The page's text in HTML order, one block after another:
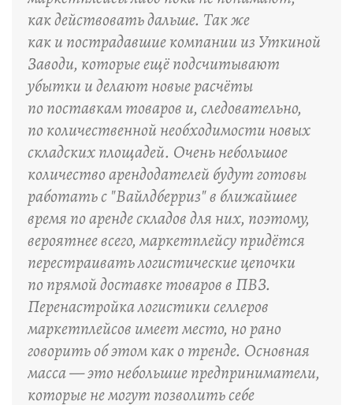
как действовать дальше. Так же
как и пострадавшие компании из Уткиной
Заводи, которые ещё подсчитывают
убытки и делают новые расчёты
по поставкам товаров и, следовательно,
по количественной необходимости новых
складских площадей. Очень небольшое
количество арендодателей будут готовы
работать с "Вайлдберриз" в ближайшее
время по аренде складов для них, поэтому,
вероятнее всего, маркетплейсу придётся
перестраивать логистические цепочки
по прямой доставке товаров в ПВЗ.
Перенастройка логистики селлеров
маркетплейсов имеет место, но рано
говорить об этом как о тренде. Основная
масса — это небольшие предприниматели,
которые не могут позволить себе